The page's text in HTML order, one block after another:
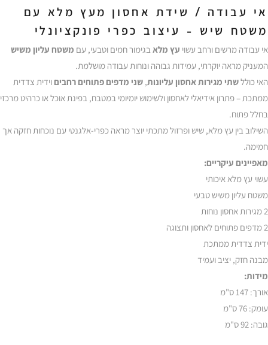
אי עבודה / שידת אחסון מעץ מלא עם
משטח שיש – עיצוב כפרי פונקציונלי
אי עבודה מרשים ורחב עשוי עץ מלאבגימור חמים וטבעי, עם משטח עליון משיש
המעניק מראה יוקרתי, עמידות גבוהה ונוחות עבודה מושלמת.
האי כוללשתי מגירות אחסון עליונות, שני מדפים פתוחים רחביםוידית צדדית
ממתכת – פתרון אידיאלי לאחסון ולשימוש יומיומי במטבח, בפינת אוכל או כרהיט מרכזי
בחלל פתוח.
השילוב בין עץ מלא, שיש ופרזול מתכתי יוצר מראה כפרי-אלגנטי עם נוכחות חזקה אך
חמימה.
מאפיינים עיקריים:
עשוי עץ מלא איכותי
משטח עליון משיש טבעי
2 מגירות אחסון נוחות
2 מדפים פתוחים לאחסון ותצוגה
ידית צדדית ממתכת
מבנה חזק, יציב ועמיד
מידות:
אורך: 147 ס"מ
עומק: 76 ס"מ
גובה: 92 ס"מ